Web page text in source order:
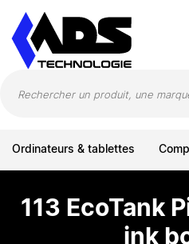
Ordinateurs & tablettes
113 EcoTank
ink